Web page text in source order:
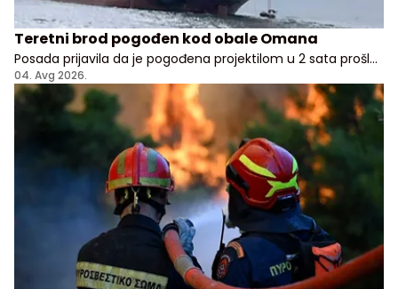
Teretni brod pogođen kod obale Omana
Posada prijavila da je pogođena projektilom u 2 sata prošle
noći, nema potvrde odakle je napad pokrenut
04. Avg 2026.